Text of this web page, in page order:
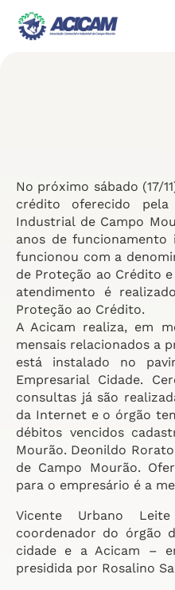
No próximo sábado (17/
crédito oferecido pela
Industrial de Campo
anos de
funcionou com a
de Proteção ao Crédito
atendimento é
Proteção ao Crédito.
A Acicam realiza, em
mensais relacionados a
está instalado no
Empresarial Cidade.
consultas já são
da Internet e o órgão
débitos vencidos
Mourão. Deonildo
de Campo Mourão.
para o empresário é a
Vicente Urbano
coordenador do órgão
cidade e a Acicam –
presidida por Rosalino